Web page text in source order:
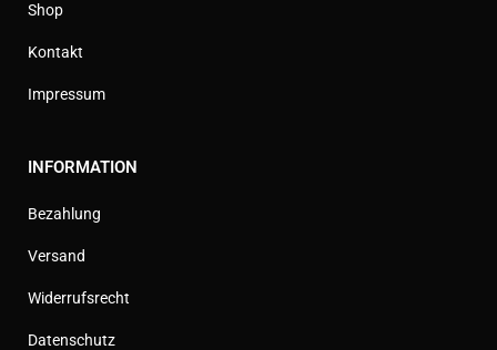
Shop
Kontakt
Impressum
INFORMATION
Bezahlung
Versand
Widerrufsrecht
Datenschutz